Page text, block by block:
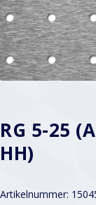
RG 5-25
HH)
Artikelnummer: